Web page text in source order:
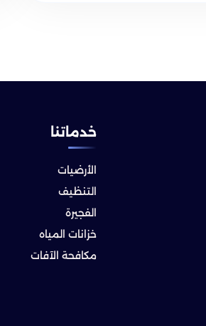
خدماتنا
الأرضيات
التنظيف
الفجيرة
خزانات المياه
مكافحة الآفات